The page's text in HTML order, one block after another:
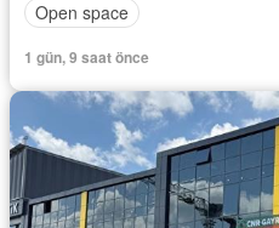
Open space
1 gün, 9 saat önce